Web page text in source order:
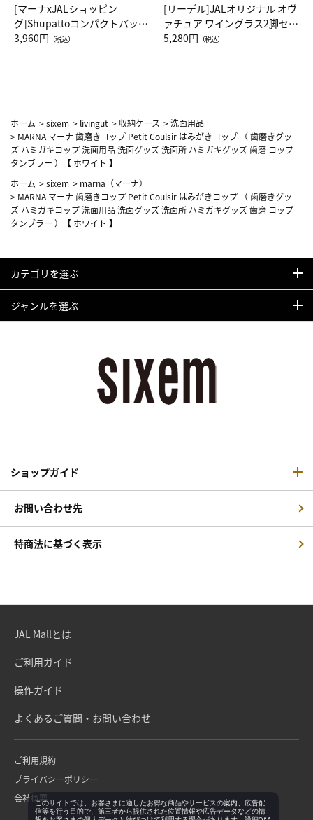
[マーナxJALショッピン
グ]Shupattoコンパクトバッグ
Drop JAL客室乗務員（LC）ス
3,960円 （税込）
[リーデル]JALオリジナル オヴ
ァチュア ワイングラス2脚セッ
ト（レッドワイン）
5,280円 （税込）
ホーム >sixem > livingut >収納ケース >洗面用品
> MARNA マーナ 歯磨きコップ Petit Coulsir はみがきコップ （ 歯磨きグッ
ズ ハミガキコップ 洗面用品 洗面グッズ 洗面所 ハミガキグッズ 歯磨 コップ
タンブラー ）【 ホワイト 】
ホーム >sixem > marna（マーナ）
> MARNA マーナ 歯磨きコップ Petit Coulsir はみがきコップ （ 歯磨きグッ
ズ ハミガキコップ 洗面用品 洗面グッズ 洗面所 ハミガキグッズ 歯磨 コップ
タンブラー ）【 ホワイト 】
カテゴリを選ぶ
ジャンルを選ぶ
ショップガイド
お問い合わせ先
特商法に基づく表示
JAL Mallとは
ご利用ガイド
操作ガイド
よくあるご質問・お問い合わせ
ご利用規約
プライバシーポリシー
会社概要このサイトでは、お客さまに適したお得な商品やサービスの案内、広告配
信等を行う目的で、第三者から提供された位置情報や広告データなどの情